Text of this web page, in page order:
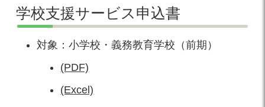
学校支援サービス申込書
対象：小学校・義務教育学校（前期）
(PDF)
(Excel)